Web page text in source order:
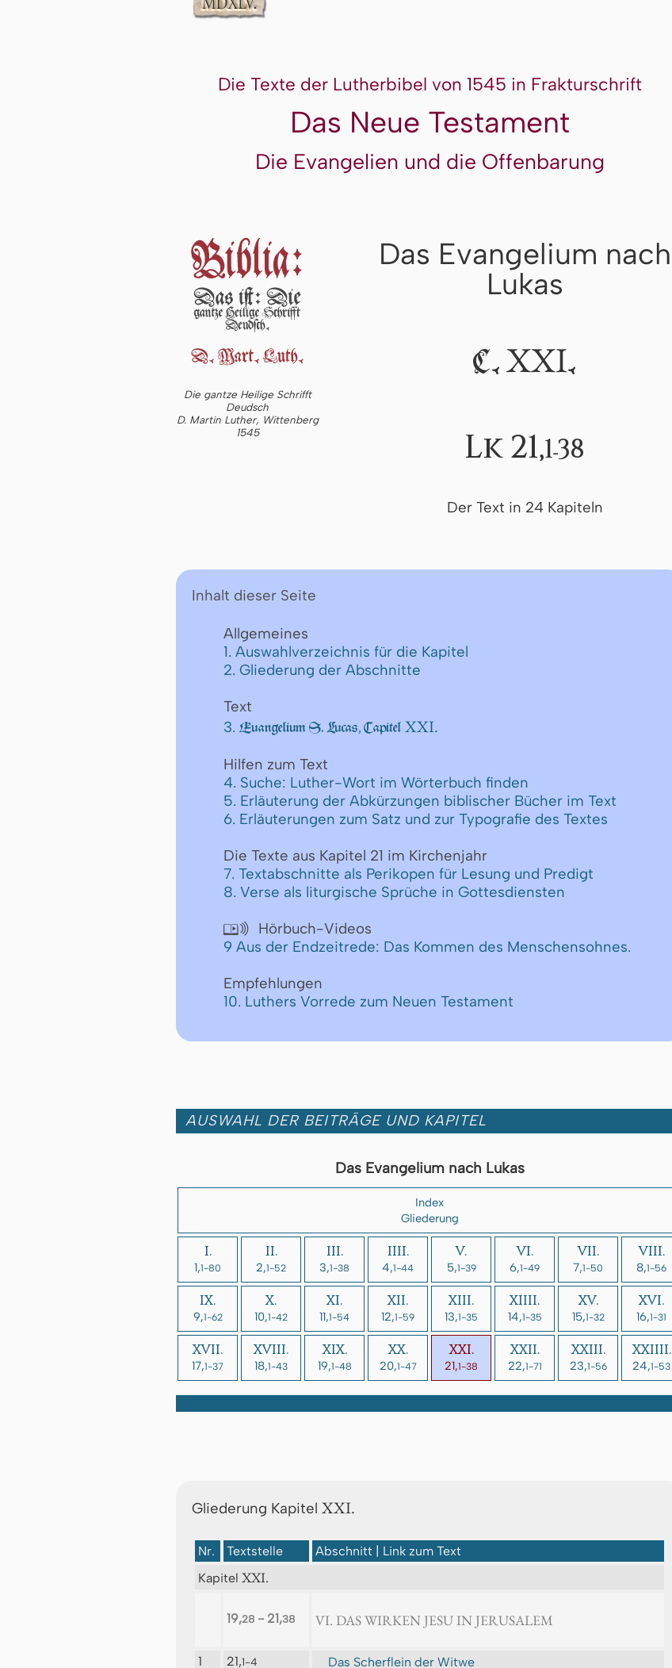
Die Texte der Lutherbibel von 1545 in Frakturschrift
Das Neue Testament
Die Evangelien und die Offenbarung
Die gantze Heilige Schrifft
Deudsch
D. Martin Luther, Wittenberg
1545
Das Evangelium nach
Lukas
C. XXI.
Lk 21,1-38
Der Text in 24 Kapiteln
Inhalt dieser Seite
Allgemeines
1. Auswahlverzeichnis für die Kapitel
2. Gliederung der Abschnitte
Text
3. Euangelium S. Lucas, Capitel XXI.
Hilfen zum Text
4. Suche: Luther-Wort im Wörterbuch finden
5. Erläuterung der Abkürzungen biblischer Bücher im Text
6. Erläuterungen zum Satz und zur Typografie des Textes
Die Texte aus Kapitel 21 im Kirchenjahr
7. Textabschnitte als Perikopen für Lesung und Predigt
8. Verse als liturgische Sprüche in Gottesdiensten

Hörbuch-Videos
9 Aus der Endzeitrede: Das Kommen des Menschensohnes.
Empfehlungen
10. Luthers Vorrede zum Neuen Testament
AUSWAHL DER BEITRÄGE UND KAPITEL
Das Evangelium nach Lukas
Index
Gliederung
I.
1,1-80
II.
2,1-52
III.
3,1-38
IIII.
4,1-44
V.
5,1-39
VI.
6,1-49
VII.
7,1-50
VIII.
8,1-56
IX.
9,1-62
X.
10,1-42
XI.
11,1-54
XII.
12,1-59
XIII.
13,1-35
XIIII.
14,1-35
XV.
15,1-32
XVI.
16,1-31
XVII.
17,1-37
XVIII.
18,1-43
XIX.
19,1-48
XX.
20,1-47
XXI.
21,1-38
XXII.
22,1-71
XXIII.
23,1-56
XXIIII.
24,1-53
Gliederung Kapitel XXI.
Nr. Textstelle
Abschnitt | Link zum Text
Kapitel XXI.
19,28 - 21,38 VI. DAS WIRKEN JESU IN JERUSALEM
1 21,1-4
Das Scherflein der Witwe